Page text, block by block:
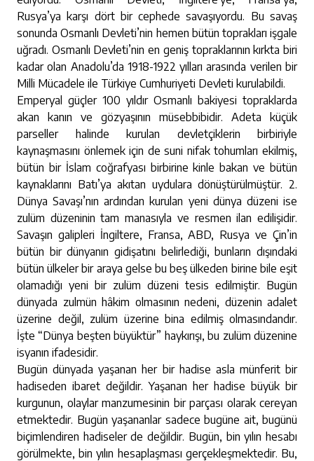
Rusya’ya karşı dört bir cephede savaşıyordu. Bu savaş
sonunda Osmanlı Devleti’nin hemen bütün toprakları işgale
uğradı. Osmanlı Devleti’nin en geniş topraklarının kırkta biri
kadar olan Anadolu’da 1918-1922 yılları arasında verilen bir
Milli Mücadele ile Türkiye Cumhuriyeti Devleti kurulabildi.
Emperyal güçler 100 yıldır Osmanlı bakiyesi topraklarda
akan kanın ve gözyaşının müsebbibidir. Adeta küçük
parseller halinde kurulan devletçiklerin birbiriyle
kaynaşmasını önlemek için de suni nifak tohumları ekilmiş,
bütün bir İslam coğrafyası birbirine kinle bakan ve bütün
kaynaklarını Batı’ya akıtan uydulara dönüştürülmüştür. 2.
Dünya Savaşı’nın ardından kurulan yeni dünya düzeni ise
zulüm düzeninin tam manasıyla ve resmen ilan edilişidir.
Savaşın galipleri İngiltere, Fransa, ABD, Rusya ve Çin’in
bütün bir dünyanın gidişatını belirlediği, bunların dışındaki
bütün ülkeler bir araya gelse bu beş ülkeden birine bile eşit
olamadığı yeni bir zulüm düzeni tesis edilmiştir. Bugün
dünyada zulmün hâkim olmasının nedeni, düzenin adalet
üzerine değil, zulüm üzerine bina edilmiş olmasındandır.
İşte “Dünya beşten büyüktür” haykırışı, bu zulüm düzenine
isyanın ifadesidir.
Bugün dünyada yaşanan her bir hadise asla münferit bir
hadiseden ibaret değildir. Yaşanan her hadise büyük bir
kurgunun, olaylar manzumesinin bir parçası olarak cereyan
etmektedir. Bugün yaşananlar sadece bugüne ait, bugünü
biçimlendiren hadiseler de değildir. Bugün, bin yılın hesabı
görülmekte, bin yılın hesaplaşması gerçekleşmektedir. Bu,